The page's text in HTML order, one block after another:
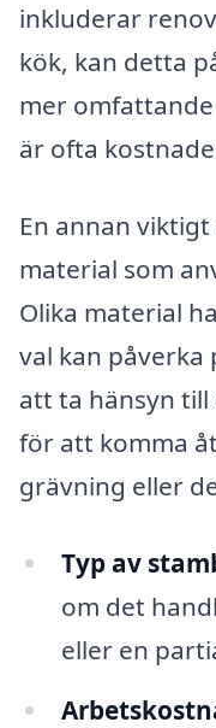
inkluderar
kök, kan detta
mer
är ofta
En annan
material som
Olika material
val kan påverka
att ta hänsyn
för att komma
grävning eller
Typ av
om det
eller en